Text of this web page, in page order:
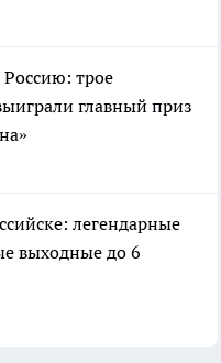
трое
главный приз
легендарные
выходные до 6